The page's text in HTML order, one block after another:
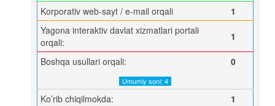
Korporativ web-sayt / e-mail orqali
1
Yagona interaktiv davlat xizmatlari portali
orqali:
1
Boshqa usullari orqali: 0
Umumiy soni: 4
Ko’rib chiqilmokda: 1